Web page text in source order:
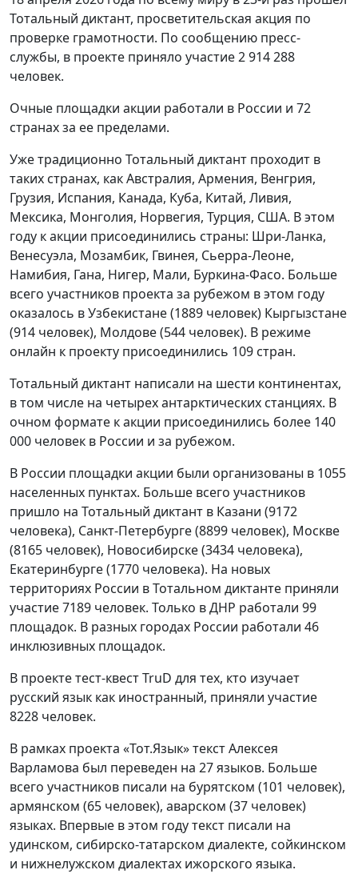
Тотальный диктант, просветительская акция по
проверке грамотности. По сообщению пресс-
службы, в проекте приняло участие 2 914 288
человек.
Очные площадки акции работали в России и 72
странах за ее пределами.
Уже традиционно Тотальный диктант проходит в
таких странах, как Австралия, Армения, Венгрия,
Грузия, Испания, Канада, Куба, Китай, Ливия,
Мексика, Монголия, Норвегия, Турция, США. В этом
году к акции присоединились страны: Шри-Ланка,
Венесуэла, Мозамбик, Гвинея, Сьерра-Леоне,
Намибия, Гана, Нигер, Мали, Буркина-Фасо. Больше
всего участников проекта за рубежом в этом году
оказалось в Узбекистане (1889 человек) Кыргызстане
(914 человек), Молдове (544 человек). В режиме
онлайн к проекту присоединились 109 стран.
Тотальный диктант написали на шести континентах,
в том числе на четырех антарктических станциях. В
очном формате к акции присоединились более 140
000 человек в России и за рубежом.
В России площадки акции были организованы в 1055
населенных пунктах. Больше всего участников
пришло на Тотальный диктант в Казани (9172
человека), Санкт-Петербурге (8899 человек), Москве
(8165 человек), Новосибирске (3434 человека),
Екатеринбурге (1770 человека). На новых
территориях России в Тотальном диктанте приняли
участие 7189 человек. Только в ДНР работали 99
площадок. В разных городах России работали 46
инклюзивных площадок.
В проекте тест-квест TruD для тех, кто изучает
русский язык как иностранный, приняли участие
8228 человек.
В рамках проекта «Тот.Язык» текст Алексея
Варламова был переведен на 27 языков. Больше
всего участников писали на бурятском (101 человек),
армянском (65 человек), аварском (37 человек)
языках. Впервые в этом году текст писали на
удинском, сибирско-татарском диалекте, сойкинском
и нижнелужском диалектах ижорского языка.